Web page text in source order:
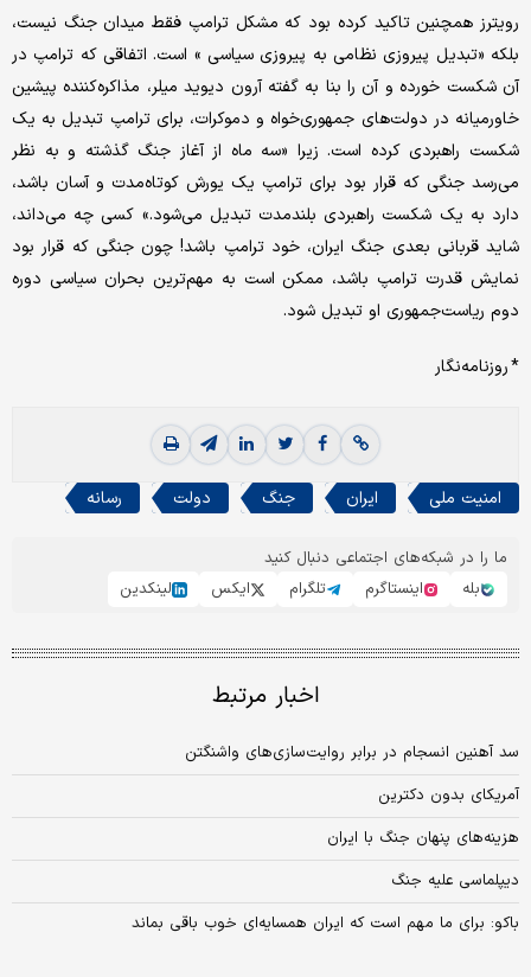
رویترز همچنین تاکید کرده بود که مشکل ترامپ فقط میدان جنگ نیست،
بلکه «تبدیل پیروزی نظامی به پیروزی سیاسی » است. اتفاقی که ترامپ در
آن شکست خورده و آن را بنا به گفته آرون دیوید میلر، مذاکره‌کننده پیشین
خاورمیانه در دولت‌های جمهوری‌خواه و دموکرات، برای ترامپ تبدیل به یک
شکست راهبردی کرده است. زیرا «سه ماه از آغاز جنگ گذشته و به نظر
می‌رسد جنگی که قرار بود برای ترامپ یک یورش کوتاه‌مدت و آسان باشد،
دارد به یک شکست راهبردی بلندمدت تبدیل می‌شود.» کسی چه می‌داند،
شاید قربانی بعدی جنگ ایران، خود ترامپ باشد! چون جنگی که قرار بود
نمایش قدرت ترامپ باشد، ممکن است به مهم‌ترین بحران سیاسی دوره
دوم ریاست‌جمهوری او تبدیل شود.
* روزنامه‌نگار
امنیت ملی ایران جنگ دولت رسانه
ما را در شبکه‌های اجتماعی دنبال کنید
بله
اینستاگرم تلگرام ایکس لینکدین
اخبار مرتبط
سد آهنین انسجام در برابر روایت‌سازی‌های واشنگتن
آمریکای بدون دکترین
هزینه‌های پنهان جنگ با ایران
دیپلماسی علیه جنگ
باکو: برای‌ ما مهم است که ایران همسایه‌ای خوب باقی بماند